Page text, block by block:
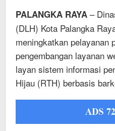
PALANGKA RAYA –
(DLH) Kota Palangka
meningkatkan pelayanan
pengembangan layanan
layan sistem informasi
Hijau (RTH) berbasis